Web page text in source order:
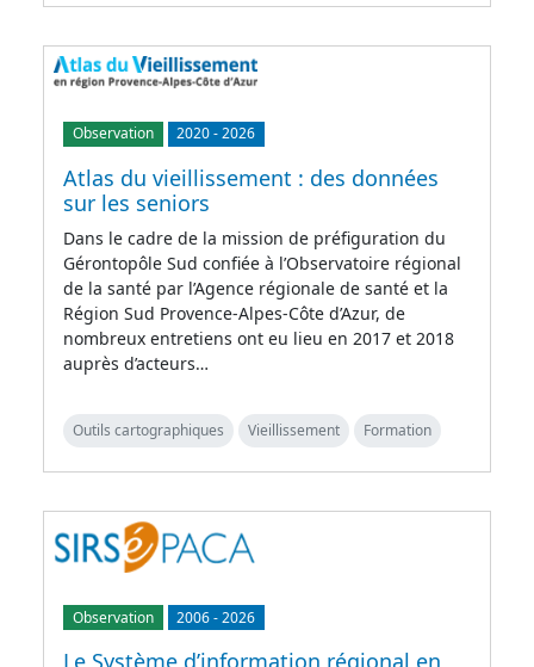
Observation 2020-2026
Atlas du vieillissement : des données
sur les seniors
Dans le cadre de la mission de préfiguration du
Gérontopôle Sud confiée à l’Observatoire régional
de la santé par l’Agence régionale de santé et la
Région Sud Provence-Alpes-Côte d’Azur, de
nombreux entretiens ont eu lieu en 2017 et 2018
auprès d’acteurs…
Outils cartographiques Vieillissement Formation
Observation 2006-2026
Le Système d’information régional en